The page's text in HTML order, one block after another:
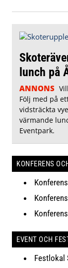
lunch på
ANNONS
Följ med på
vidsträckta
värmande
Eventpark.
KONFERENS
EVENT OCH
Festlokal